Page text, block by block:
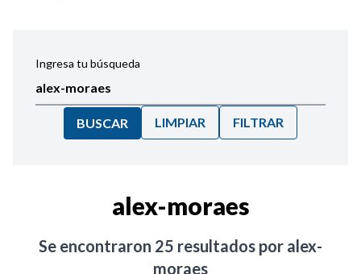
Ingresa tu búsqueda
BUSCAR LIMPIAR FILTRAR
alex-moraes
Se encontraron 25 resultados por alex-
moraes